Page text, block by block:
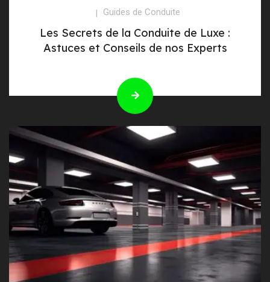
Guides de Conduite
Les Secrets de la Conduite de Luxe :
Astuces et Conseils de nos Experts